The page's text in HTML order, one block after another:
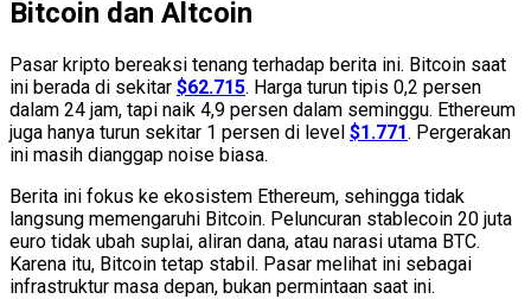
Bitcoin dan Altcoin
Pasar kripto bereaksi tenang terhadap berita ini. Bitcoin saat
ini berada di sekitar $62.715. Harga turun tipis 0,2 persen
dalam 24 jam, tapi naik 4,9 persen dalam seminggu. Ethereum
juga hanya turun sekitar 1 persen di level $1.771. Pergerakan
ini masih dianggap noise biasa.
Berita ini fokus ke ekosistem Ethereum, sehingga tidak
langsung memengaruhi Bitcoin. Peluncuran stablecoin 20 juta
euro tidak ubah suplai, aliran dana, atau narasi utama BTC.
Karena itu, Bitcoin tetap stabil. Pasar melihat ini sebagai
infrastruktur masa depan, bukan permintaan saat ini.